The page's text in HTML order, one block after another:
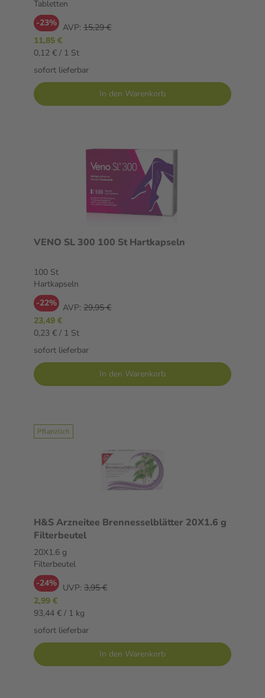
Tabletten
-23% AVP: 15,29 €
11,85 €
0,12 € / 1 St
sofort lieferbar
In den Warenkorb
VENO SL 300 100 St Hartkapseln
100 St
Hartkapseln
-22% AVP: 29,95 €
23,49 €
0,23 € / 1 St
sofort lieferbar
In den Warenkorb
Pflanzlich
H&S Arzneitee Brennesselblätter 20X1.6 g
Filterbeutel
20X1.6 g
Filterbeutel
-24% UVP: 3,95 €
2,99 €
93,44 € / 1 kg
sofort lieferbar
In den Warenkorb